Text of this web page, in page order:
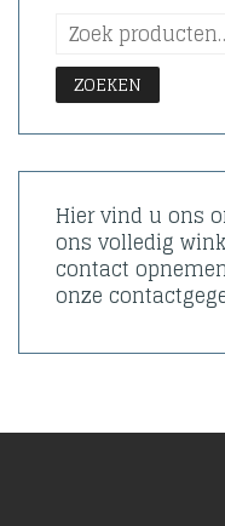
ZOEKEN
Hier vind u ons
ons volledig
contact
onze